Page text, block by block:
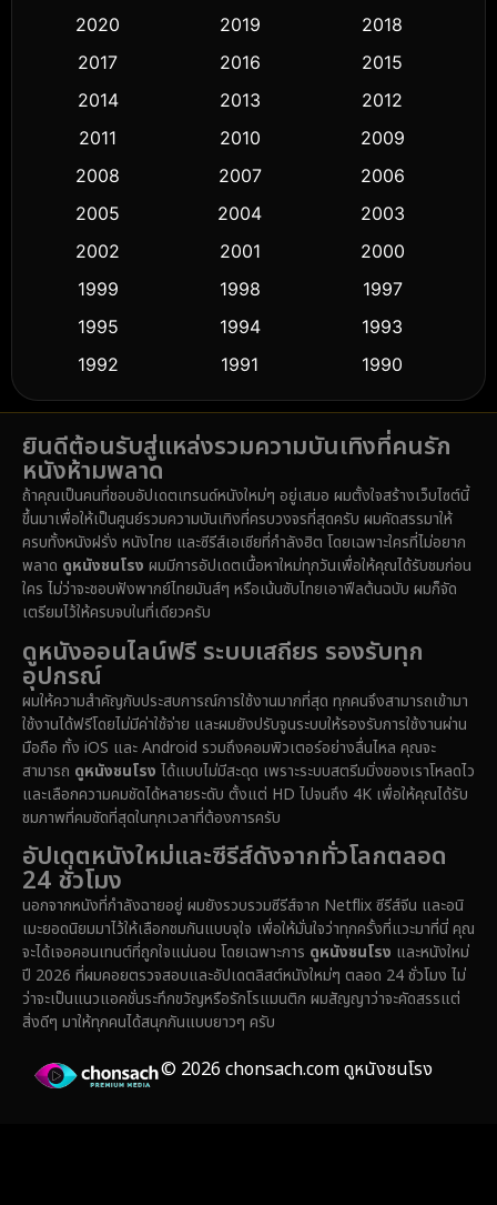
Classic หนังคลาสสิก (50)
Comedy ตลก (426)
Crime อาชญากรรม (503)
Cult Film
Dance เต้น (10)
Detective สืบสวน (57)
Detective สืบสวน
Disaster
Disney+ (5)
Documentary สารคดี (90)
Dystopian
Emotional (61)
Epic มหากาพย์ (216)
Family ครอบครัว
Fantasy จินตนาการ (316)
Fiction (14)
Gothic
2020
2019
2018
2017
2016
2015
2014
2013
2012
2011
2010
2009
2008
2007
2006
2005
2004
2003
2002
2001
2000
1999
1998
1997
1995
1994
1993
1992
1991
1990
1989
1988
1986
1985
1983
1982
1981
1971
1962 1953
ยินดีต้อนรับสู่แหล่งรวมความบันเทิงที่คนรัก
หนังห้ามพลาด
ถ้าคุณเป็นคนที่ชอบอัปเดตเทรนด์หนังใหม่ๆ อยู่เสมอ ผมตั้งใจสร้างเว็บไซต์นี้
ขึ้นมาเพื่อให้เป็นศูนย์รวมความบันเทิงที่ครบวงจรที่สุดครับ ผมคัดสรรมาให้
ครบทั้งหนังฝรั่ง หนังไทย และซีรีส์เอเชียที่กำลังฮิต โดยเฉพาะใครที่ไม่อยาก
พลาด ดูหนังชนโรง ผมมีการอัปเดตเนื้อหาใหม่ทุกวันเพื่อให้คุณได้รับชมก่อน
ใคร ไม่ว่าจะชอบฟังพากย์ไทยมันส์ๆ หรือเน้นซับไทยเอาฟีลต้นฉบับ ผมก็จัด
เตรียมไว้ให้ครบจบในที่เดียวครับ
ดูหนังออนไลน์ฟรี ระบบเสถียร รองรับทุก
อุปกรณ์
ผมให้ความสำคัญกับประสบการณ์การใช้งานมากที่สุด ทุกคนจึงสามารถเข้ามา
ใช้งานได้ฟรีโดยไม่มีค่าใช้จ่าย และผมยังปรับจูนระบบให้รองรับการใช้งานผ่าน
มือถือ ทั้ง iOS และ Android รวมถึงคอมพิวเตอร์อย่างลื่นไหล คุณจะ
สามารถ ดูหนังชนโรง ได้แบบไม่มีสะดุด เพราะระบบสตรีมมิ่งของเราโหลดไว
และเลือกความคมชัดได้หลายระดับ ตั้งแต่ HD ไปจนถึง 4K เพื่อให้คุณได้รับ
ชมภาพที่คมชัดที่สุดในทุกเวลาที่ต้องการครับ
อัปเดตหนังใหม่และซีรีส์ดังจากทั่วโลกตลอด
24 ชั่วโมง
นอกจากหนังที่กำลังฉายอยู่ ผมยังรวบรวมซีรีส์จาก Netflix ซีรีส์จีน และอนิ
เมะยอดนิยมมาไว้ให้เลือกชมกันแบบจุใจ เพื่อให้มั่นใจว่าทุกครั้งที่แวะมาที่นี่ คุณ
จะได้เจอคอนเทนต์ที่ถูกใจแน่นอน โดยเฉพาะการ ดูหนังชนโรง และหนังใหม่
ปี 2026 ที่ผมคอยตรวจสอบและอัปเดตลิสต์หนังใหม่ๆ ตลอด 24 ชั่วโมง ไม่
ว่าจะเป็นแนวแอคชั่นระทึกขวัญหรือรักโรแมนติก ผมสัญญาว่าจะคัดสรรแต่
สิ่งดีๆ มาให้ทุกคนได้สนุกกันแบบยาวๆ ครับ
© 2026 chonsach.com ดูหนังชนโรง